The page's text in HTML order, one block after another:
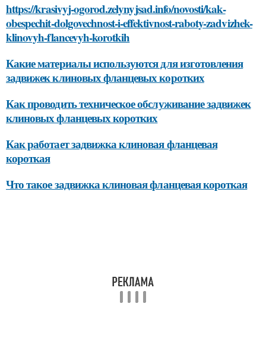
https://krasivyj-ogorod.zelynyjsad.info/novosti/kak-
obespechit-dolgovechnost-i-effektivnost-raboty-zadvizhek-
klinovyh-flancevyh-korotkih
Какие материалы используются для изготовления
задвижек клиновых фланцевых коротких
Как проводить техническое обслуживание задвижек
клиновых фланцевых коротких
Как работает задвижка клиновая фланцевая
короткая
Что такое задвижка клиновая фланцевая короткая